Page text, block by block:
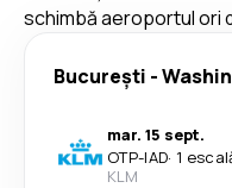
schimbă aeroportul ori
București -
mar. 15 sept.
OTP-IAD· 1
KLM